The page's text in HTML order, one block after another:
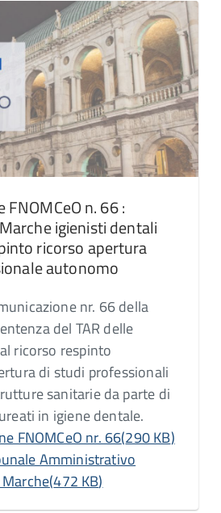
n. 66 :
igienisti dentali
ricorso apertura
autonomo
nr. 66 della
del TAR delle
ricorso respinto
di studi professionali
sanitarie da parte di
in igiene dentale.
FNOMCeO nr. 66(290 KB)
Amministrativo
(472 KB)